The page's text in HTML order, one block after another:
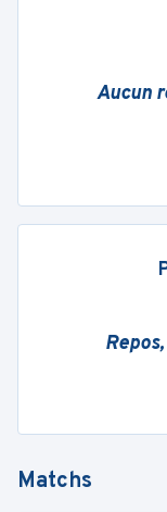
Aucun
Matchs